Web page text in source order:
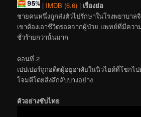
| IMDB (6.6)| เรื่องย่อ
ชายคนหนึ่งถูกส่งตัวไปรักษาในโรงพยาบาล
เขาต้องเอาชีวิตรอดจากผู้ป่วย แพทย์ที่มีคว
ชั่วร้ายกว่านั้นมาก
ตอนที่ 2
เปปเปอร์ถูกอดีตผู้อยู่อาศัยในนิวไฮด์ที่โชกไ
โจมตีโดยสิ่งลึกลับบางอย่าง
ตัวอย่างซับไทย